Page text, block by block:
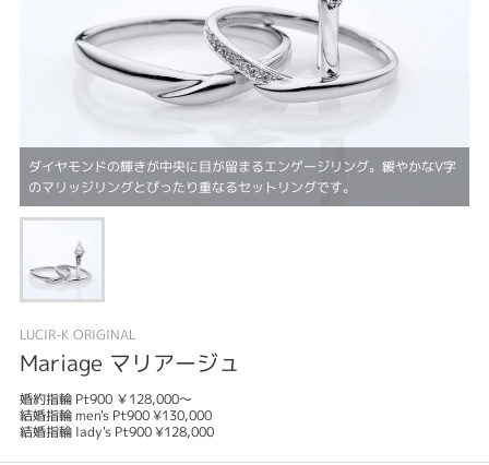
ダイヤモンドの輝きが中央に目が留まるエンゲージリング。緩やかなV字
のマリッジリングとぴったり重なるセットリングです。
LUCIR-K ORIGINAL
Mariage マリアージュ
婚約指輪 Pt900 ￥128,000～
結婚指輪 men's Pt900 ¥130,000
結婚指輪 lady's Pt900 ¥128,000